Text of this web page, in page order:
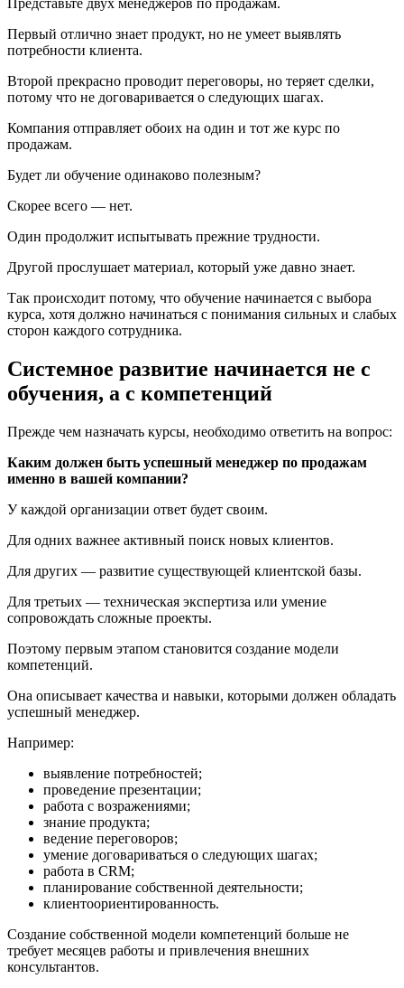
Первый отлично знает продукт, но не умеет выявлять
потребности клиента.
Второй прекрасно проводит переговоры, но теряет сделки,
потому что не договаривается о следующих шагах.
Компания отправляет обоих на один и тот же курс по
продажам.
Будет ли обучение одинаково полезным?
Скорее всего — нет.
Один продолжит испытывать прежние трудности.
Другой прослушает материал, который уже давно знает.
Так происходит потому, что обучение начинается с выбора
курса, хотя должно начинаться с понимания сильных и слабых
сторон каждого сотрудника.
Системное развитие начинается не с
обучения, а с компетенций
Прежде чем назначать курсы, необходимо ответить на вопрос:
Каким должен быть успешный менеджер по продажам
именно в вашей компании?
У каждой организации ответ будет своим.
Для одних важнее активный поиск новых клиентов.
Для других — развитие существующей клиентской базы.
Для третьих — техническая экспертиза или умение
сопровождать сложные проекты.
Поэтому первым этапом становится создание модели
компетенций.
Она описывает качества и навыки, которыми должен обладать
успешный менеджер.
Например:
выявление потребностей;
проведение презентации;
работа с возражениями;
знание продукта;
ведение переговоров;
умение договариваться о следующих шагах;
работа в CRM;
планирование собственной деятельности;
клиентоориентированность.
Создание собственной модели компетенций больше не
требует месяцев работы и привлечения внешних
консультантов.